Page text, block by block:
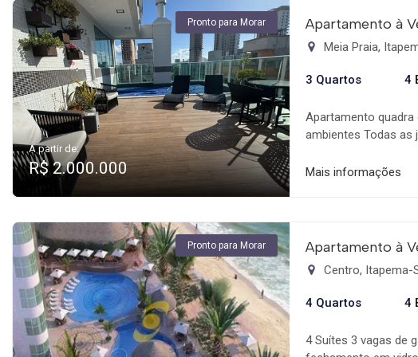
Pronto para Morar
A partir de:
R$ 2.000.000
Apartamento à
Meia Praia,
3 Quartos 4
Apartamento
ambientes Todas as
Sauna Sala de
Aquecimento de
Andar Alto Vista
Eletrônica Área de
Empreendimento
Bicicletário Câmeras
Mais informações
Pronto para Morar Apartamento à
Centro, Itapema-
4 Quartos 4
4 Suítes 3 vagas de